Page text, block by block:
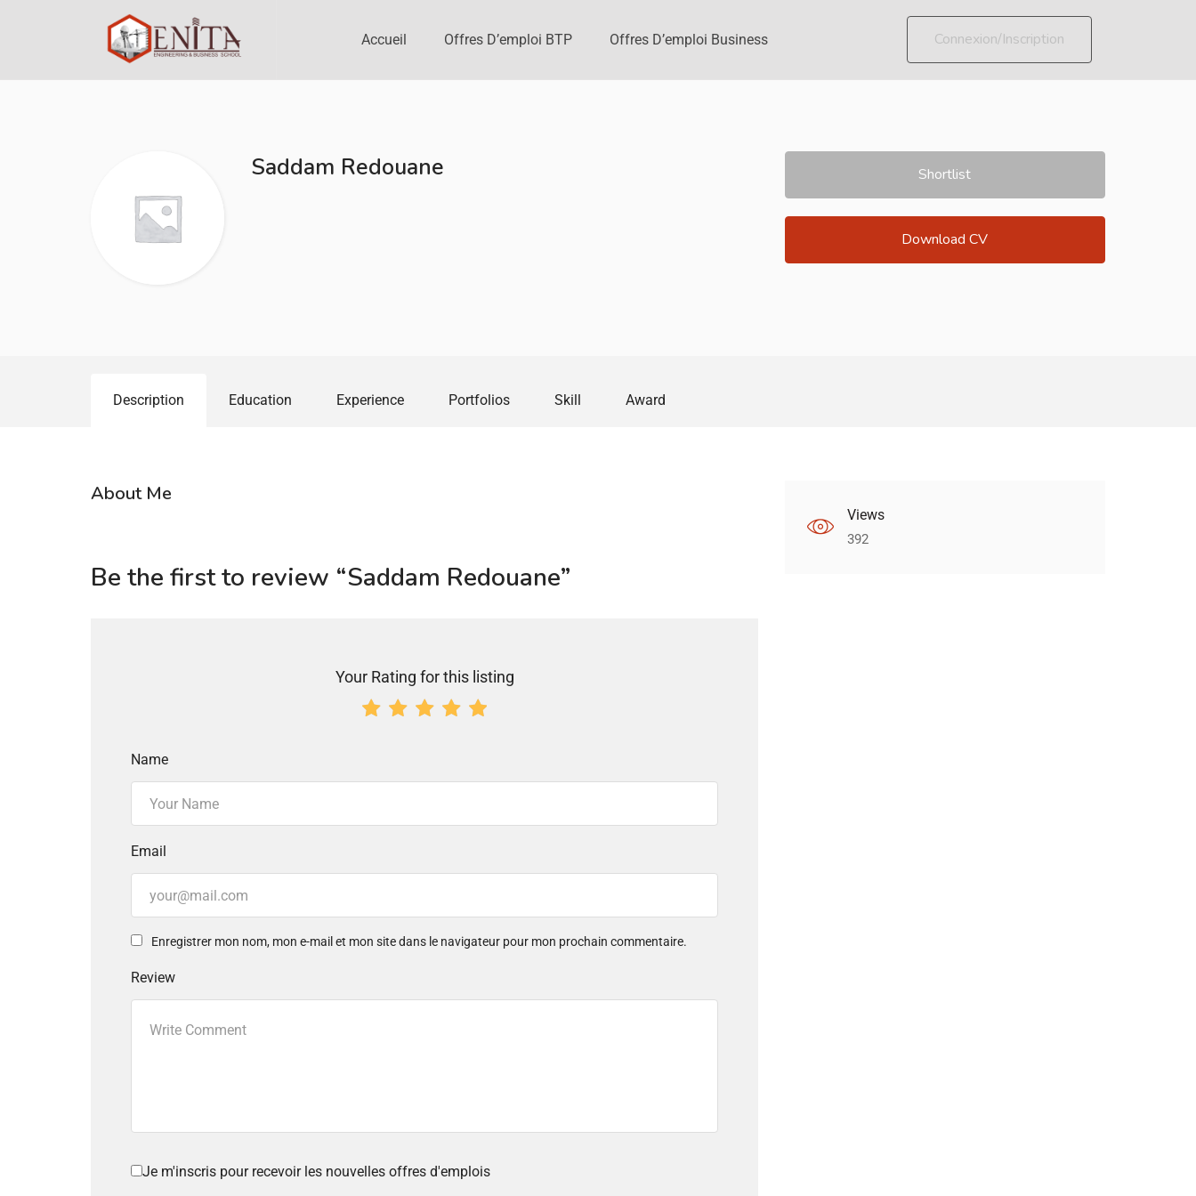
Accueil Offres D’emploi BTP Offres D’emploi Business Connexion/Inscription
Saddam Redouane Shortlist
Download CV
Description Education Experience Portfolios Skill Award
About Me
Be the first to review “Saddam Redouane”
Your Rating for this listing
Name
Email
Enregistrer mon nom, mon e-mail et mon site dans le navigateur pour mon prochain commentaire.
Review
Je m'inscris pour recevoir les nouvelles offres d'emplois
Views
392